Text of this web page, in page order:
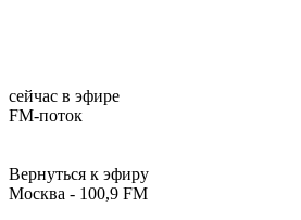
сейчас в эфире
FM-поток
Вернуться к эфиру
Москва - 100,9 FM